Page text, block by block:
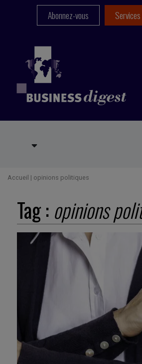
Abonnez-vous
Accueil | opinions politiques
Tag : opinions